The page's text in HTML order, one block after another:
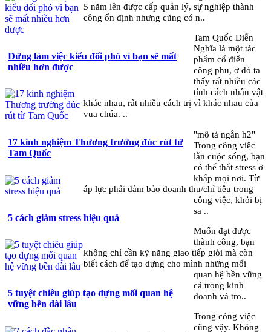
Đừng làm việc kiểu đối phó vì bạn sẽ mất
nhiều hơn được
5 năm lên được cấp quản lý, sự nghiệp thành
công ổn định nhưng cũng có n..
17 kinh nghiệm Thương trường đúc rút từ
Tam Quốc
Tam Quốc Diễn
Nghĩa là một tác
phẩm cổ điển
công phu, ở đó ta
thấy rất nhiều các
tính cách nhân vật
khác nhau, rất nhiều cách trị vì khác nhau của
vua chúa. ..
5 cách giảm stress hiệu quả
"mô tả ngắn h2"
Trong công việc
lẫn cuộc sống, bạn
có thể thất stress ở
khắp mọi nơi. Từ
áp lực phải đảm bảo doanh thu/chỉ tiêu trong
công việc, khỏi bị
sa ..
5 tuyệt chiêu giúp tạo dựng mối quan hệ
vững bền dài lâu
Muốn đạt được
thành công, bạn
không chỉ cần kỹ năng giao tiếp giỏi mà còn
biết cách để tạo dựng cho mình những mối
quan hệ bền vững
cả trong kinh
doanh và tro..
Trong công việc
cũng vậy. Không